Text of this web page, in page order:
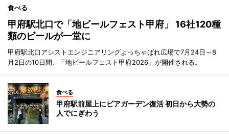
食べる
甲府駅北口で「地ビールフェスト甲府」 16社120種
類のビールが一堂に
甲府駅北口アシストエンジニアリングよっちゃばれ広場で7月24日～8
月2日の10日間、「地ビールフェスト甲府2026」が開催される。
食べる
甲府駅前屋上にビアガーデン復活 初日から大勢の
人でにぎわう